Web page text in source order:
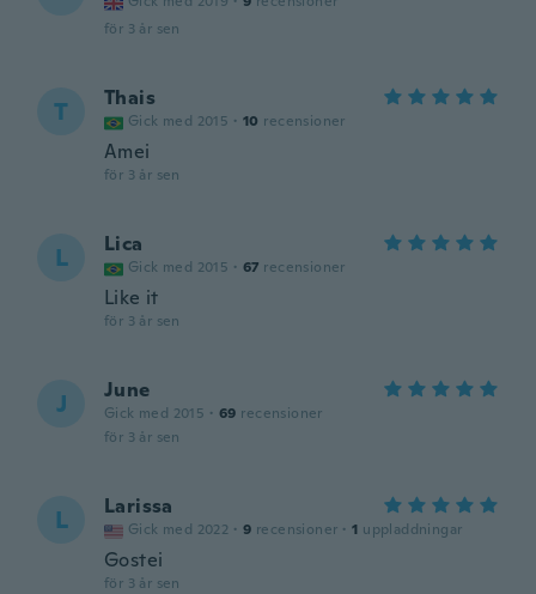
för 3 år sen
T Thais
Gick med 2015 · 10 recensioner
Amei
för 3 år sen
L Lica
Gick med 2015 · 67 recensioner
Like it
för 3 år sen
J June
Gick med 2015 · 69 recensioner
för 3 år sen
L Larissa
Gick med 2022 · 9 recensioner · 1 uppladdningar
Gostei
för 3 år sen